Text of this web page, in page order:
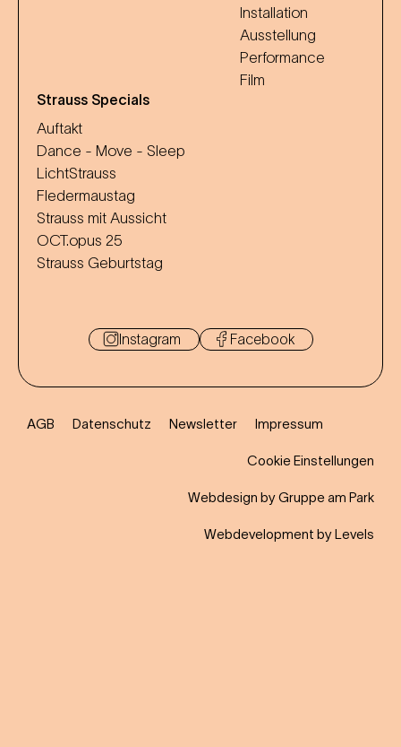
Installation
Ausstellung
Performance
Film
Strauss Specials
Auftakt
Dance - Move - Sleep
LichtStrauss
Fledermaustag
Strauss mit Aussicht
OCT.opus 25
Strauss Geburtstag
Instagram Facebook
AGB Datenschutz Newsletter Impressum
Cookie Einstellungen
Webdesign by Gruppe am Park
Webdevelopment by Levels